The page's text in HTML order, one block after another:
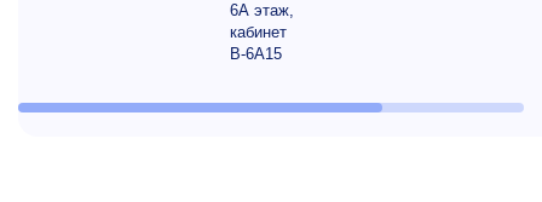
6А этаж,
кабинет
В-6А15